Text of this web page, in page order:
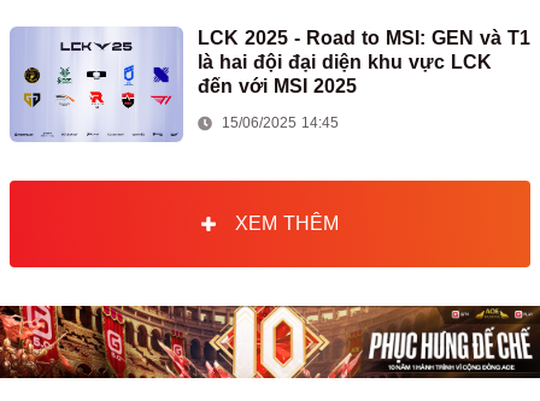
LCK 2025 - Road to MSI: GEN và T1
là hai đội đại diện khu vực LCK
đến với MSI 2025
15/06/2025 14:45
XEM THÊM